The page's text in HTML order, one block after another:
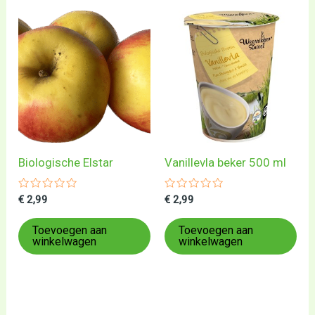
Biologische Elstar
Gewaardeerd
uit
5
€ 2,99
Toevoegen aan
winkelwagen
Vanillevla beker 500 ml
Gewaardeerd
uit
5
€ 2,99
Toevoegen aan
winkelwagen